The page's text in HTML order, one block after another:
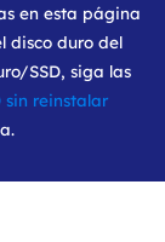
en esta página
disco duro del
SSD, siga las
sin reinstalar